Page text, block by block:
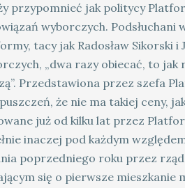
przypomnieć jak politycy
wyborczych. Podsłuchani
tacy jak Radosław Sikorski
„dwa razy obiecać, to
Przedstawiona przez szefa
że nie ma takiej ceny,
już od kilku lat przez
inaczej pod każdym
poprzedniego roku przez
się o pierwsze mieszkanie